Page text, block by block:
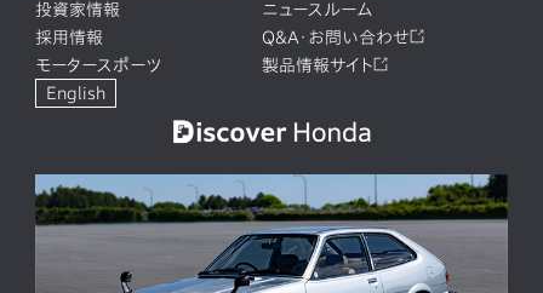
投資家情報
ニュースルーム
採用情報
Q&A・お問い合わせ
モータースポーツ
製品情報サイト
English